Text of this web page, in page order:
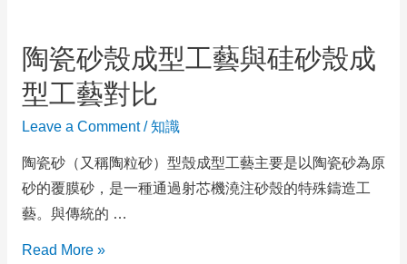
陶瓷砂殼成型工藝與硅砂殼成
型工藝對比
Leave a Comment /知識
陶瓷砂（又稱陶粒砂）型殼成型工藝主要是以陶瓷砂為原
砂的覆膜砂，是一種通過射芯機澆注砂殼的特殊鑄造工
藝。與傳統的 …
Read More »